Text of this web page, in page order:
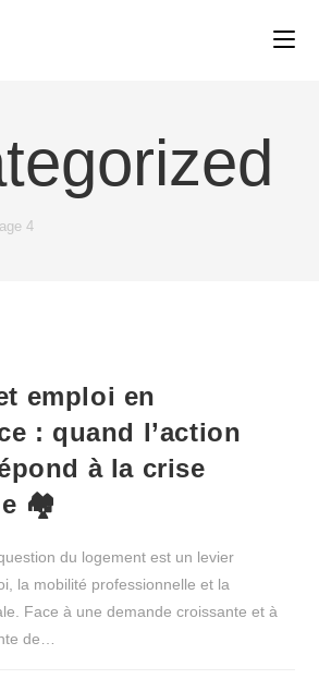
4
emploi en
: quand l’action
à la crise
🏘️
du logement est un levier
la mobilité professionnelle et la
Face à une demande croissante et à
de…